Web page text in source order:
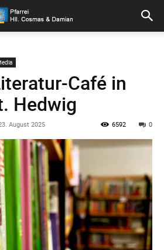
Café in
Hedwig
August 2025 0
6592